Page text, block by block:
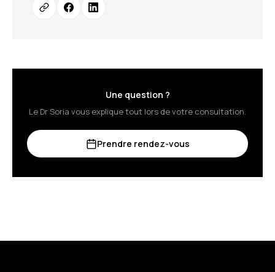
Une question ?
Le Dr Soria vous explique tout lors de votre consultation.
Prendre rendez-vous